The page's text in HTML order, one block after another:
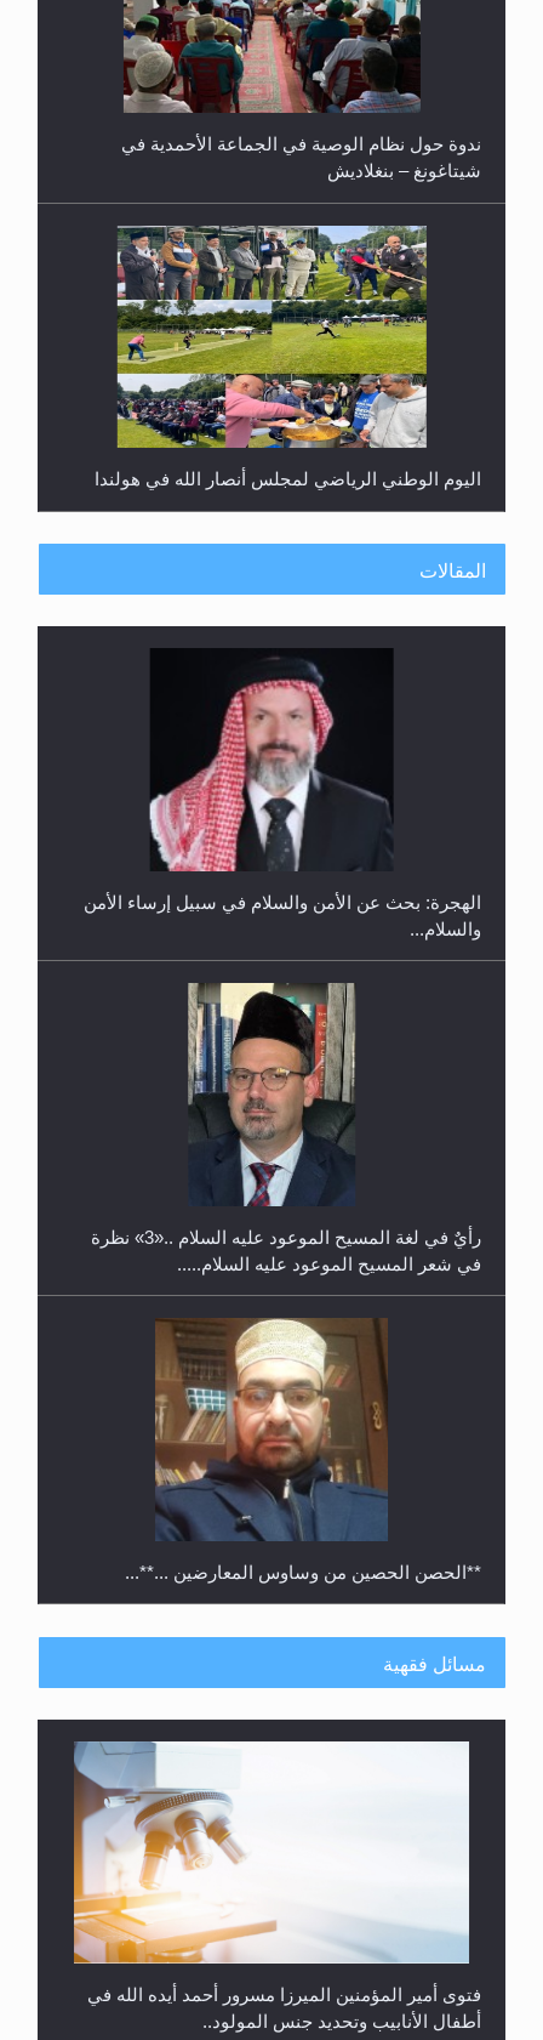
ندوة حول نظام الوصية في الجماعة الأحمدية في
شيتاغونغ – بنغلاديش
اليوم الوطني الرياضي لمجلس أنصار الله في هولندا
إتمام حفظ القرآن الكريم لثلاثة طلاب من مدرسة الحفظ
حفل توزيع الشهادات في الجامعة الأحمدية بنيجيريا لعام
المقالات
الهجرة: بحث عن الأمن والسلام في سبيل إرساء الأمن
والسلام...
رأيٌ في لغة المسيح الموعود عليه السلام ..«3» نظرة
في شعر المسيح الموعود عليه السلام.....
**الحصن الحصين من وساوس المعارضين ...**...
مسائل فقهية
فتوى أمير المؤمنين الميرزا مسرور أحمد أيده الله في
أطفال الأنابيب وتحديد جنس المولود..